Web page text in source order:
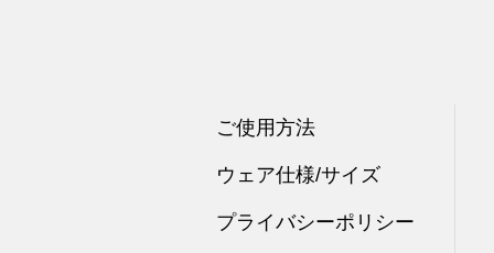
ご使用方法
ウェア仕様/サイズ
プライバシーポリシー